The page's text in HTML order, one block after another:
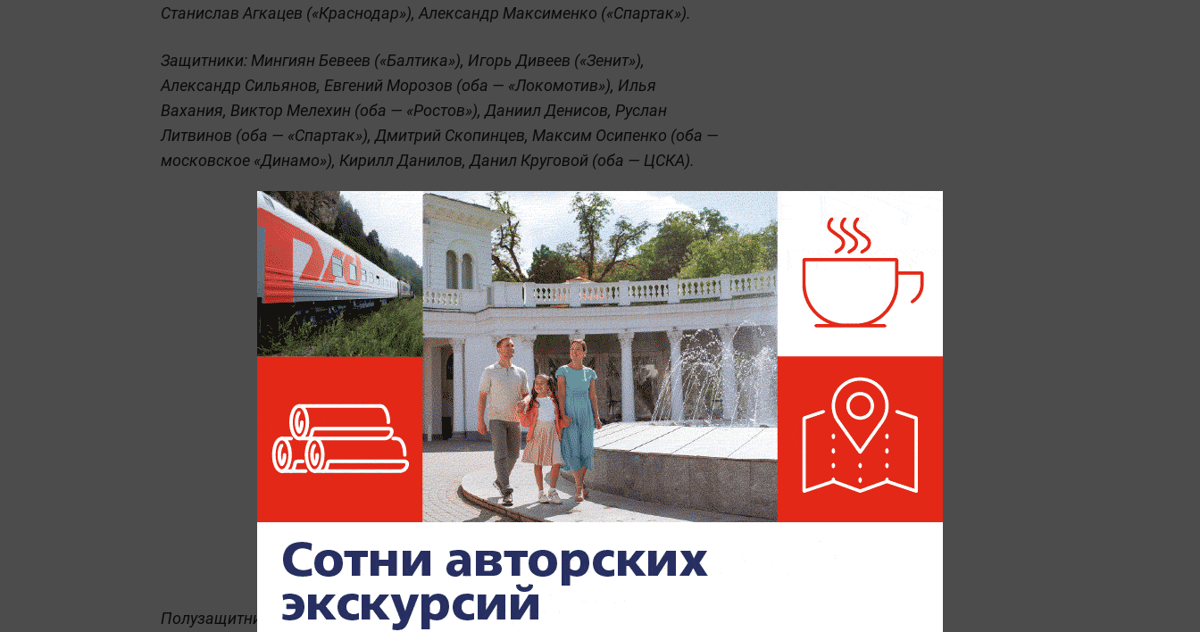
Станислав Агкацев («Краснодар»), Александр Максименко («Спартак»).
Защитники: Мингиян Бевеев («Балтика»), Игорь Дивеев («Зенит»),
Александр Сильянов, Евгений Морозов (оба — «Локомотив»), Илья
Вахания, Виктор Мелехин (оба — «Ростов»), Даниил Денисов, Руслан
Литвинов (оба — «Спартак»), Дмитрий Скопинцев, Максим Осипенко (оба —
московское «Динамо»), Кирилл Данилов, Данил Круговой (оба — ЦСКА).
Полузащитники: Антон Миранчук («Динамо» М), Наиль Умяров («Спартак»),